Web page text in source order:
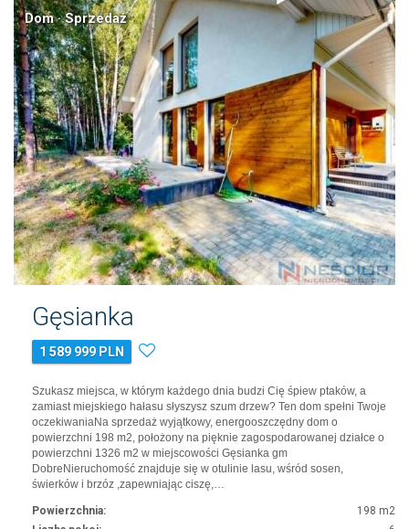
Dom · Sprzedaż
Gęsianka
1 589 999 PLN
Szukasz miejsca, w którym każdego dnia budzi Cię śpiew ptaków, a
zamiast miejskiego hałasu słyszysz szum drzew? Ten dom spełni Twoje
oczekiwaniaNa sprzedaż wyjątkowy, energooszczędny dom o
powierzchni 198 m2, położony na pięknie zagospodarowanej działce o
powierzchni 1326 m2 w miejscowości Gęsianka gm
DobreNieruchomość znajduje się w otulinie lasu, wśród sosen,
świerków i brzóz ,zapewniając ciszę,…
Powierzchnia:
198 m2